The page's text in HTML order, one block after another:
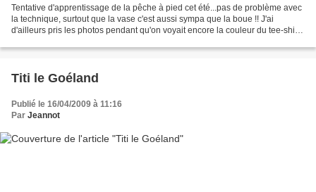
Tentative d'apprentissage de la pêche à pied cet été...pas de problème avec
la technique, surtout que la vase c'est aussi sympa que la boue !! J'ai
d'ailleurs pris les photos pendant qu'on voyait encore la couleur du tee-shirt !
Titi le Goéland
Publié le 16/04/2009 à 11:16
Par Jeannot